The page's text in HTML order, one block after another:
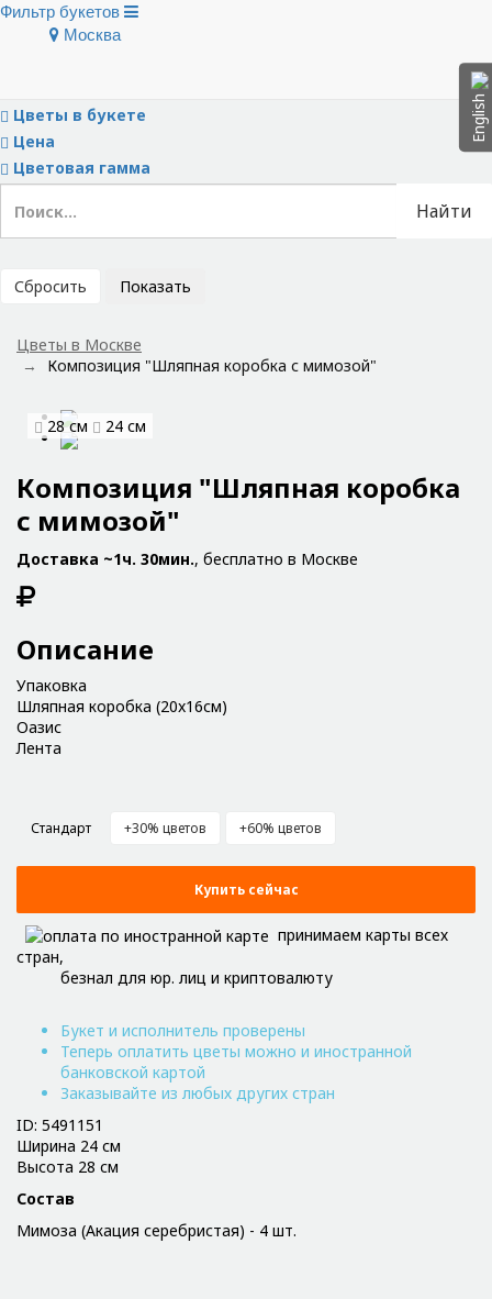
Фильтр букетов
Москва
Цветы в букете
Цена
Цветовая гамма
Найти
Сбросить Показать
Цветы в Москве
Композиция "Шляпная коробка с мимозой"
28 см 24 см
Композиция "Шляпная коробка
с мимозой"
Доставка ~1ч. 30мин., бесплатно в Москве
Описание
Упаковка
Шляпная коробка (20x16см)
Оазис
Лента
Стандарт +30% цветов +60% цветов
Купить сейчас
принимаем карты всех
стран,
безнал для юр. лиц и криптовалюту
Букет и исполнитель проверены
Теперь оплатить цветы можно и иностранной
банковской картой
Заказывайте из любых других стран
ID: 5491151
Ширина 24 см
Высота 28 см
Состав
Мимоза (Акация серебристая) - 4 шт.
English